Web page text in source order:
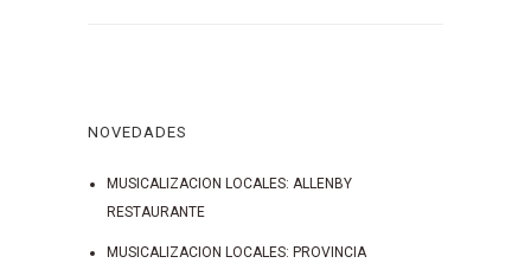
NOVEDADES
MUSICALIZACION LOCALES: ALLENBY
RESTAURANTE
MUSICALIZACION LOCALES: PROVINCIA